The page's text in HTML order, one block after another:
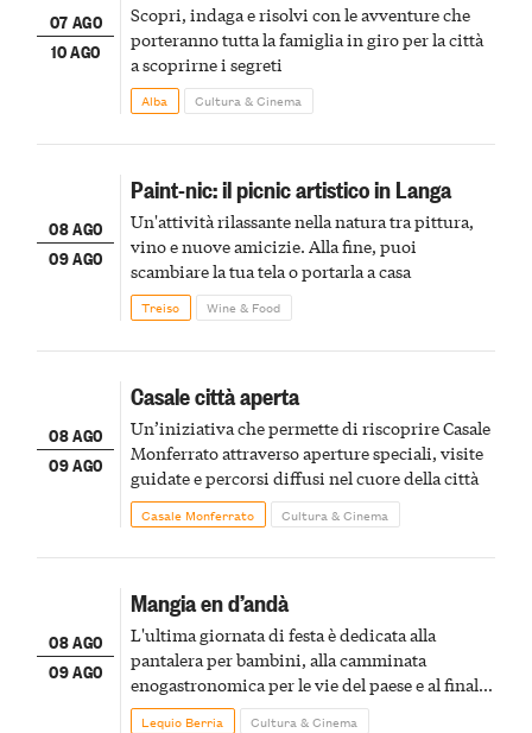
07 AGO
10 AGO
Scopri, indaga e risolvi con le avventure che
porteranno tutta la famiglia in giro per la città
a scoprirne i segreti
Alba Cultura & Cinema
08 AGO
09 AGO
Paint-nic: il picnic artistico in Langa
Un'attività rilassante nella natura tra pittura,
vino e nuove amicizie. Alla fine, puoi
scambiare la tua tela o portarla a casa
Treiso Wine & Food
08 AGO
09 AGO
Casale città aperta
Un’iniziativa che permette di riscoprire Casale
Monferrato attraverso aperture speciali, visite
guidate e percorsi diffusi nel cuore della città
Casale Monferrato Cultura & Cinema
08 AGO
09 AGO
Mangia en d’andà
L'ultima giornata di festa è dedicata alla
pantalera per bambini, alla camminata
enogastronomica per le vie del paese e al finale
pirotecnico
Lequio Berria Cultura & Cinema